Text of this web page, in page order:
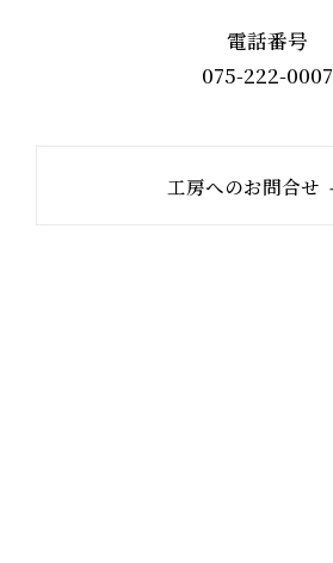
電話番号
075-222-0007
工房へのお問合せ